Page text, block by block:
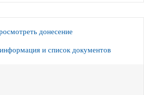
донесение
и список документов